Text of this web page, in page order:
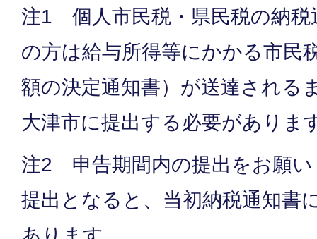
注1 個人市民税・県民税の納税
の方は給与所得等にかかる市民
額の決定通知書）が送達される
大津市に提出する必要がありま
注2 申告期間内の提出をお願い
提出となると、当初納税通知書